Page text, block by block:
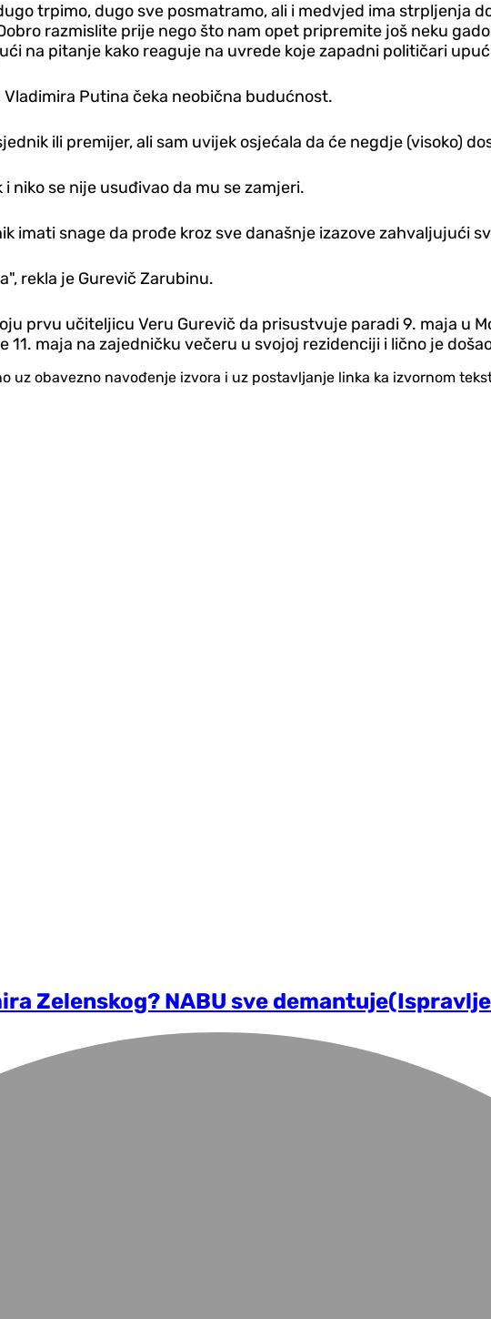
trpimo, dugo sve posmatramo, ali i medvjed ima strpljenja
razmislite prije nego što nam opet pripremite još neku
na pitanje kako reaguje na uvrede koje zapadni političari
Putina čeka neobična budućnost.
ili premijer, ali sam uvijek osjećala da će negdje (visoko)
niko se nije usuđivao da mu se zamjeri.
imati snage da prođe kroz sve današnje izazove zahvaljujući
rekla je Gurevič Zarubinu.
prvu učiteljicu Veru Gurevič da prisustvuje paradi 9. maja u
maja na zajedničku večeru u svojoj rezidenciji i lično je
uz obavezno navođenje izvora i uz postavljanje linka ka izvornom
Zelenskog? NABU sve